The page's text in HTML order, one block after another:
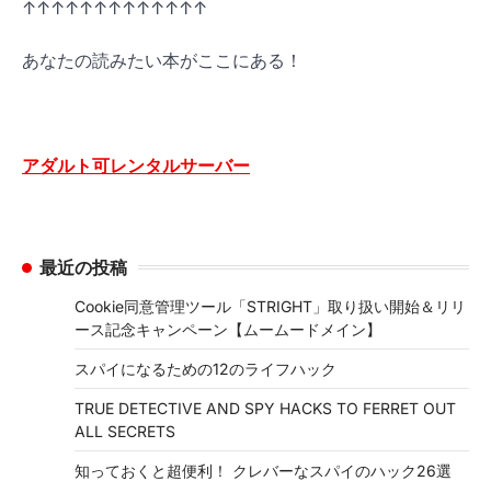
↑↑↑↑↑↑↑↑↑↑↑↑↑
あなたの読みたい本がここにある！
アダルト可レンタルサーバー
最近の投稿
Cookie同意管理ツール「STRIGHT」取り扱い開始＆リリ
ース記念キャンペーン【ムームードメイン】
スパイになるための12のライフハック
TRUE DETECTIVE AND SPY HACKS TO FERRET OUT
ALL SECRETS
知っておくと超便利！ クレバーなスパイのハック26選